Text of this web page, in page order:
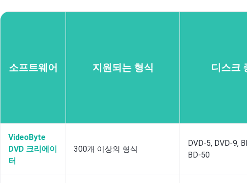
소프트웨어 지원되는 형식 디스크
VideoByte
DVD 크리에이
터
300개 이상의 형식
DVD-5, DVD-9,
BD-50